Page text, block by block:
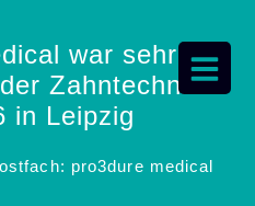
war sehr
Zahntechnik
in Leipzig
pro3dure medical